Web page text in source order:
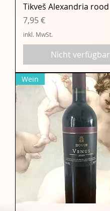
Tikveš Alexandria rood
Preis
7,95 €
inkl. MwSt.
Nicht verfügbar
Wein